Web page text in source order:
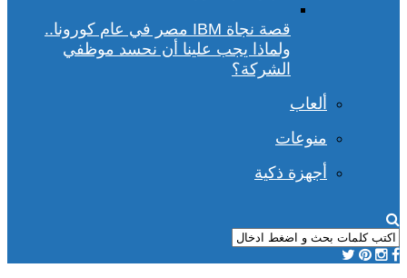
قصة نجاة IBM مصر في عام كورونا..
ولماذا يجب علينا أن نحسد موظفي
الشركة؟
ألعاب
منوعات
أجهزة ذكية